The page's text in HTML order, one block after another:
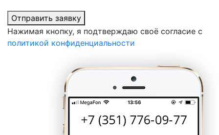
Отправить заявку
Нажимая кнопку, я подтверждаю своё согласие с
политикой конфиденциальности